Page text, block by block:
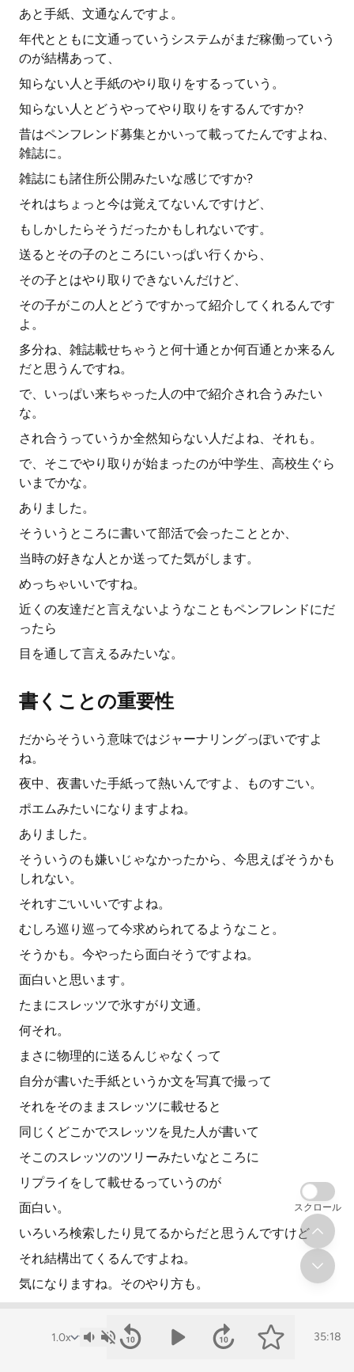
あと手紙、文通なんですよ。
年代とともに文通っていうシステムがまだ稼働っていう
のが結構あって、
知らない人と手紙のやり取りをするっていう。
知らない人とどうやってやり取りをするんですか?
昔はペンフレンド募集とかいって載ってたんですよね、
雑誌に。
雑誌にも諸住所公開みたいな感じですか?
それはちょっと今は覚えてないんですけど、
もしかしたらそうだったかもしれないです。
送るとその子のところにいっぱい行くから、
その子とはやり取りできないんだけど、
その子がこの人とどうですかって紹介してくれるんです
よ。
多分ね、雑誌載せちゃうと何十通とか何百通とか来るん
だと思うんですね。
で、いっぱい来ちゃった人の中で紹介され合うみたい
な。
され合うっていうか全然知らない人だよね、それも。
で、そこでやり取りが始まったのが中学生、高校生ぐら
いまでかな。
ありました。
そういうところに書いて部活で会ったこととか、
当時の好きな人とか送ってた気がします。
めっちゃいいですね。
近くの友達だと言えないようなこともペンフレンドにだ
ったら
目を通して言えるみたいな。
書くことの重要性
だからそういう意味ではジャーナリングっぽいですよ
ね。
夜中、夜書いた手紙って熱いんですよ、ものすごい。
ポエムみたいになりますよね。
ありました。
そういうのも嫌いじゃなかったから、今思えばそうかも
しれない。
それすごいいいですよね。
むしろ巡り巡って今求められてるようなこと。
そうかも。今やったら面白そうですよね。
面白いと思います。
たまにスレッツで氷すがり文通。
何それ。
まさに物理的に送るんじゃなくって
自分が書いた手紙というか文を写真で撮って
それをそのままスレッツに載せると
同じくどこかでスレッツを見た人が書いて
そこのスレッツのツリーみたいなところに
リプライをして載せるっていうのが
面白い。
いろいろ検索したり見てるからだと思うんですけど
それ結構出てくるんですよね。
気になりますね。そのやり方も。
そうなんですよ。
35:18
スクロール